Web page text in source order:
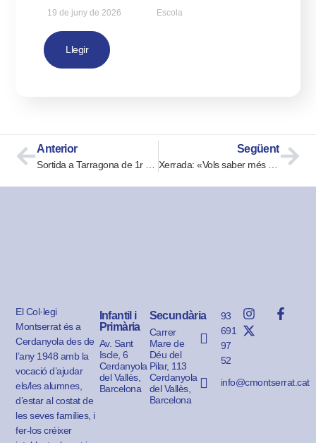
19 de juny de 2026 Escola
Llegir
Anterior Següent
El Col·legi
Montserrat és a
Cerdanyola des de
l’any 1948 amb la
vocació d’ajudar
els/les alumnes,
d’estar al costat de
les seves famílies, i
fer-los créixer
Infantil i
Primària
Av. Sant
Iscle, 6
Cerdanyola
del Vallès,
Barcelona
Secundària
Carrer
Mare de
Déu del
Pilar, 113
Cerdanyola
del Vallès,
Barcelona
93
691
97
52
info@cmontserrat.cat